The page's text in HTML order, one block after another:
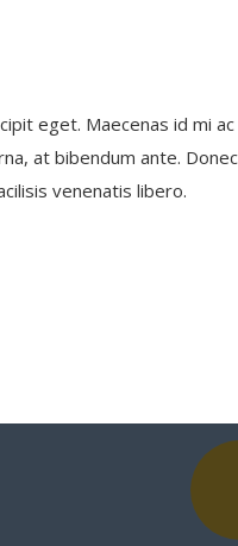
eget. Maecenas id mi ac
at bibendum ante. Donec
venenatis libero.